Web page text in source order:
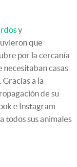
y
que
por la cercanía
necesitaban casas
a la
de su
e Instagram
todos sus animales